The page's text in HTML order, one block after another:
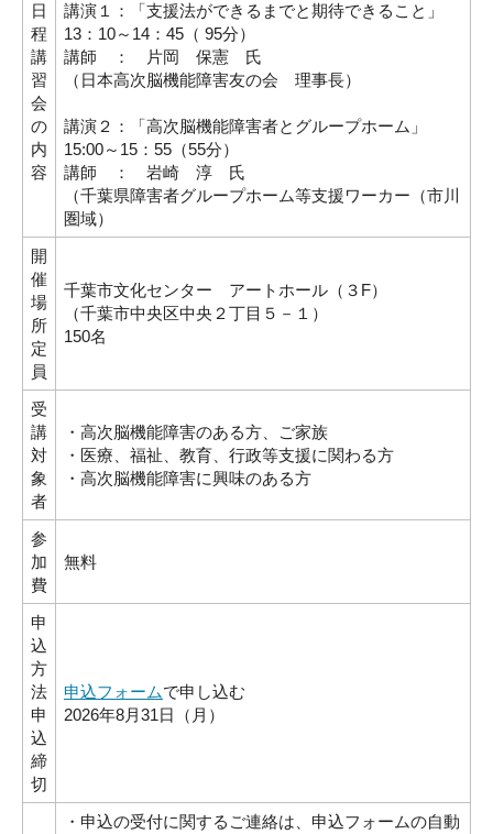
日
程
講
習
会
の
内
容
講演１：「支援法ができるまでと期待できること」
13：10～14：45（ 95分）
講師 ： 片岡 保憲 氏
（日本高次脳機能障害友の会 理事長）
講演２：「高次脳機能障害者とグループホーム」
15:00～15：55（55分）
講師 ： 岩崎 淳 氏
（千葉県障害者グループホーム等支援ワーカー（市川
圏域）
開
催
場
所
定
員
千葉市文化センター アートホール（３F）
（千葉市中央区中央２丁目５－１）
150名
受
講
対
象
者
・高次脳機能障害のある方、ご家族
・医療、福祉、教育、行政等支援に関わる方
・高次脳機能障害に興味のある方
参
加
費
無料
申
込
方
法
申
込
締
切
申込フォームで申し込む
2026年8月31日（月）
・申込の受付に関するご連絡は、申込フォームの自動